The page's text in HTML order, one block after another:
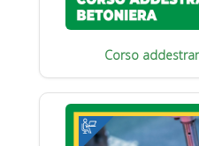
Corso